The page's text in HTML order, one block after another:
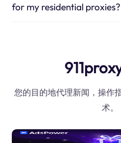
for my residential proxies?
您的目的地代理新闻，操作
术。